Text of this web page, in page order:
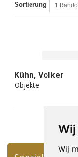
Wij
Sortierung 1
Kühn, Volker
Objekte